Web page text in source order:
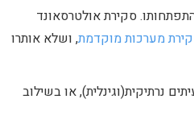
סקירת אולטרסאונד
מערכות מוקדמת, ושלא אותרו
בטנית ולעיתים נרתיקית(וגינלית), או בשילוב